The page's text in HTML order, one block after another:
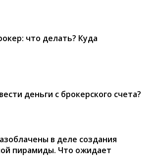
что делать? Куда
деньги с брокерского счета?
в деле создания
пирамиды. Что ожидает